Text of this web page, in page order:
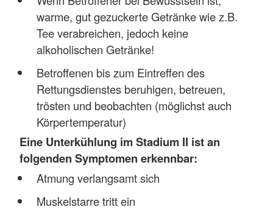
warme, gut gezuckerte Getränke wie z.B.
Tee verabreichen, jedoch keine
alkoholischen Getränke!
Betroffenen bis zum Eintreffen des
Rettungsdienstes beruhigen, betreuen,
trösten und beobachten (möglichst auch
Körpertemperatur)
Eine Unterkühlung im Stadium II ist an
folgenden Symptomen erkennbar:
Atmung verlangsamt sich
Muskelstarre tritt ein